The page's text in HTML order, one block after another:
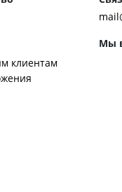
клиентам
Мы